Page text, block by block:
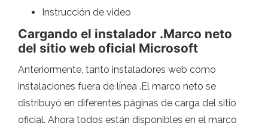
Instrucción de video
Cargando el instalador .Marco neto
del sitio web oficial Microsoft
Anteriormente, tanto instaladores web como
instalaciones fuera de línea .El marco neto se
distribuyó en diferentes páginas de carga del sitio
oficial. Ahora todos están disponibles en el marco